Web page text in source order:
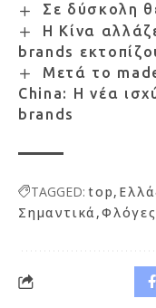
Σε δύσκολη
Η Κίνα
brands
Μετά το
China: Η νέα
brands
TAGGED: top
Σημαντικά Φλόγες